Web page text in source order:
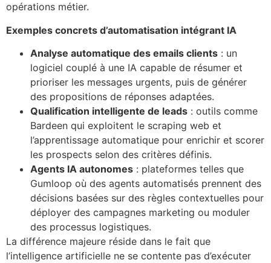
opérations métier.
Exemples concrets d’automatisation intégrant IA
Analyse automatique des emails clients : un
logiciel couplé à une IA capable de résumer et
prioriser les messages urgents, puis de générer
des propositions de réponses adaptées.
Qualification intelligente de leads : outils comme
Bardeen qui exploitent le scraping web et
l’apprentissage automatique pour enrichir et scorer
les prospects selon des critères définis.
Agents IA autonomes : plateformes telles que
Gumloop où des agents automatisés prennent des
décisions basées sur des règles contextuelles pour
déployer des campagnes marketing ou moduler
des processus logistiques.
La différence majeure réside dans le fait que
l’intelligence artificielle ne se contente pas d’exécuter